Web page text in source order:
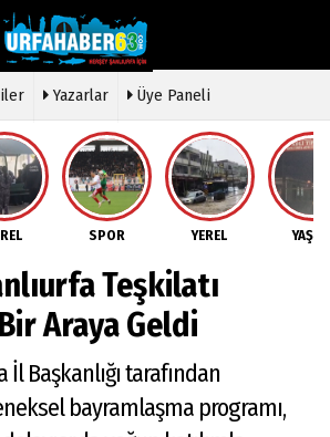
Hava
Durumu
Gazete
Anketler
Biyografiler
Köşe
Yazarları
Video
Foto
Galeri
Etkinlikler
Künye
İletişim
Çerez
Yazarlar Üye Paneli
SPOR YEREL
Teşkilatı
Araya Geldi
İl Başkanlığı tarafından
bayramlaşma programı,